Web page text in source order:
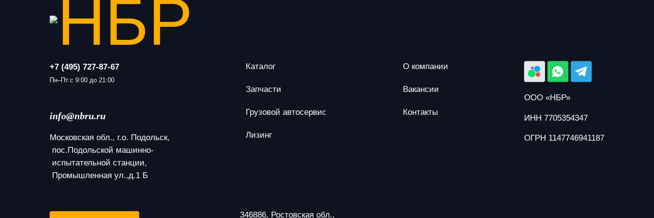
+7 (495) 727-87-67
Пн–Пт:с 9:00 до 21:00
info@nbru.ru
Московская обл., г.о. Подольск,
пос.Подольской машинно-
испытательной станции,
Промышленная ул.,д.1 Б
Каталог
Запчасти
Грузовой автосервис
Лизинг
О компании
Вакансии
Контакты
ООО «НБР»
ИНН 7705354347
ОГРН 1147746941187
346886, Ростовская обл.,